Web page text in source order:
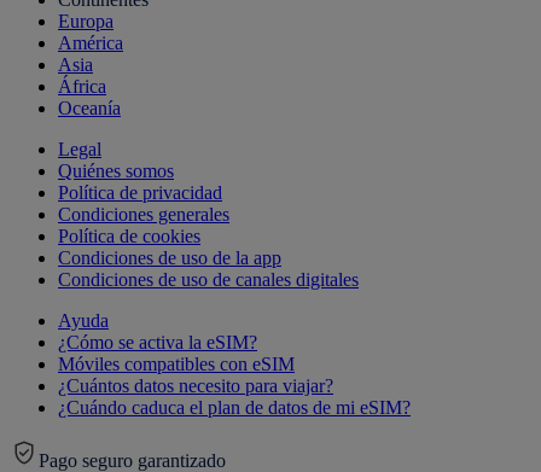
Europa
América
Asia
África
Oceanía
Legal
Quiénes somos
Política de privacidad
Condiciones generales
Política de cookies
Condiciones de uso de la app
Condiciones de uso de canales digitales
Ayuda
¿Cómo se activa la eSIM?
Móviles compatibles con eSIM
¿Cuántos datos necesito para viajar?
¿Cuándo caduca el plan de datos de mi eSIM?
Pago seguro garantizado